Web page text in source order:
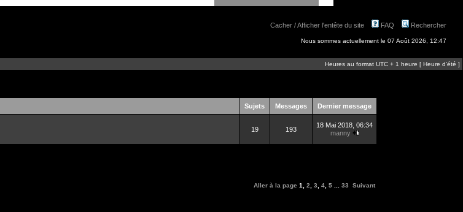
Cacher / Afficher l'entête du site FAQ Rechercher
Nous sommes actuellement le 07 Août 2026, 12:47
Heures au format UTC + 1 heure [ Heure d’été ]
Sujets Messages Dernier message
19 193
18 Mai 2018, 06:34
manny
Aller à la page 1 2 3 4 5 33 Suivant